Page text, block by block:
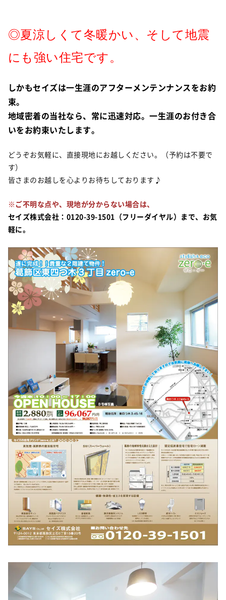
◎夏涼しくて冬暖かい、そして地震
にも強い住宅です。
しかもセイズは一生涯のアフターメンテンナンスをお約
束。
地域密着の当社なら、常に迅速対応。一生涯のお付き合
いをお約束いたします。
どうぞお気軽に、直接現地にお越しください。（予約は不要で
す）
皆さまのお越しを心よりお待ちしております♪
※ ご不明な点や、現地が分からない場合は、
セイズ株式会社：0120-39-1501（フリーダイヤル）まで、お気
軽に。